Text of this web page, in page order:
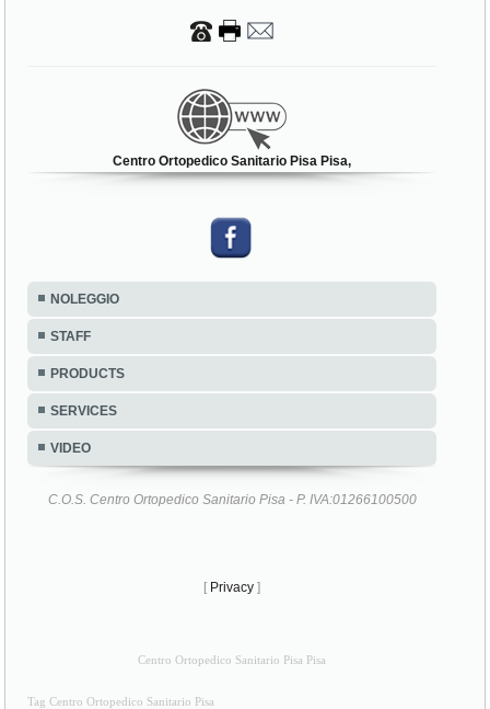
Centro Ortopedico Sanitario Pisa Pisa,
NOLEGGIO
STAFF
PRODUCTS
SERVICES
VIDEO
C.O.S. Centro Ortopedico Sanitario Pisa - P. IVA:01266100500
[ Privacy ]
Centro Ortopedico Sanitario Pisa Pisa
Tag Centro Ortopedico Sanitario Pisa